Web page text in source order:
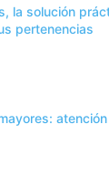
la solución
pertenencias